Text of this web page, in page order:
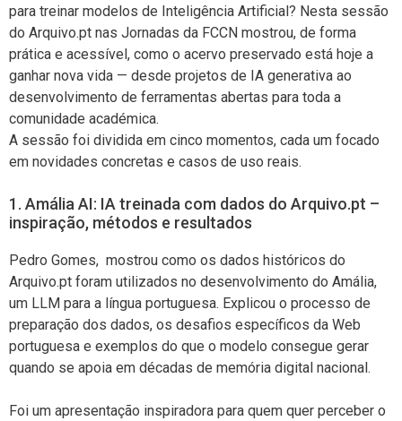
para treinar modelos de Inteligência Artificial? Nesta sessão
do Arquivo.pt nas Jornadas da FCCN mostrou, de forma
prática e acessível, como o acervo preservado está hoje a
ganhar nova vida — desde projetos de IA generativa ao
desenvolvimento de ferramentas abertas para toda a
comunidade académica.
A sessão foi dividida em cinco momentos, cada um focado
em novidades concretas e casos de uso reais.
1. Amália AI: IA treinada com dados do Arquivo.pt –
inspiração, métodos e resultados
Pedro Gomes, mostrou como os dados históricos do
Arquivo.pt foram utilizados no desenvolvimento do Amália,
um LLM para a língua portuguesa. Explicou o processo de
preparação dos dados, os desafios específicos da Web
portuguesa e exemplos do que o modelo consegue gerar
quando se apoia em décadas de memória digital nacional.
Foi um apresentação inspiradora para quem quer perceber o